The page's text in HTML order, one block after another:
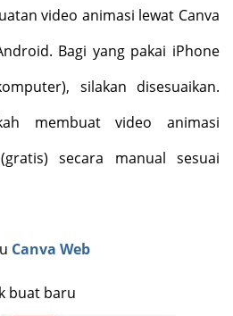
video animasi lewat Canva
Bagi yang pakai iPhone
silakan disesuaikan.
membuat video animasi
secara manual sesuai
Canva Web
buat baru